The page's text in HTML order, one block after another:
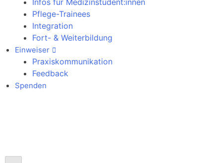
Infos für Medizinstudent:innen
Pflege-Trainees
Integration
Fort- & Weiterbildung
Einweiser
Praxiskommunikation
Feedback
Spenden